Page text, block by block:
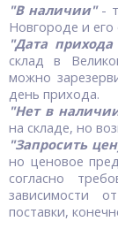
"В наличии"-
Новгороде и его
"Дата прихода
склад в
можно
день прихода.
"Нет в
на складе, но
"Запросить
но ценовое
согласно
зависимости
поставки,